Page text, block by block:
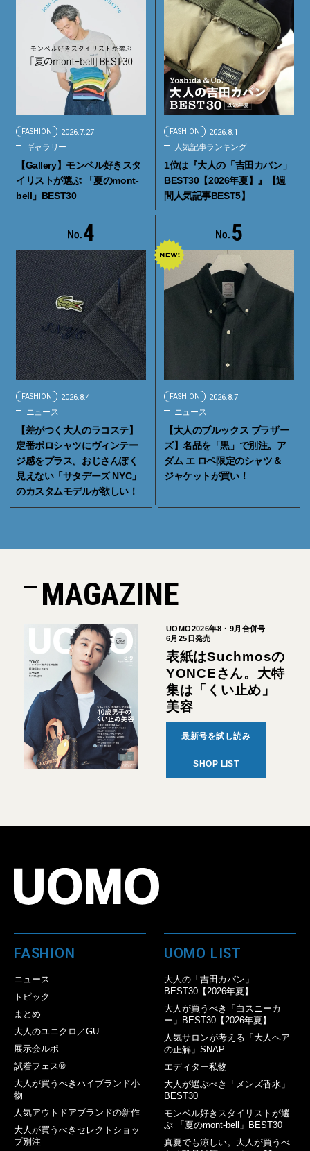
FASHION 2026.7.27
ギャラリー
【Gallery】モンベル好きスタ
イリストが選ぶ 「夏のmont-
bell」BEST30
FASHION 2026.8.1
人気記事ランキング
1位は『大人の「吉田カバン」
BEST30【2026年夏】』【週
間人気記事BEST5】
4
FASHION 2026.8.4
ニュース
【差がつく大人のラコステ】
定番ポロシャツにヴィンテー
ジ感をプラス。おじさんぽく
見えない「サタデーズ NYC」
のカスタムモデルが欲しい！
5
FASHION 2026.8.7
ニュース
【大人のブルックス ブラザー
ズ】名品を「黒」で別注。ア
ダム エ ロペ限定のシャツ＆
ジャケットが買い！
MAGAZINE
UOMO2026年8・9月合併号
6月25日発売
表紙はSuchmosの
YONCEさん。大特
集は「くい止め」
美容
最新号を試し読み
SHOP LIST
FASHION
ニュース
トピック
まとめ
大人のユニクロ／GU
展示会ルポ
試着フェス®︎
大人が買うべきハイブランド小
物
人気アウトドアブランドの新作
大人が買うべきセレクトショッ
プ別注
UOMO LIST
大人の「吉田カバン」
BEST30【2026年夏】
大人が買うべき「白スニーカ
ー」BEST30【2026年夏】
人気サロンが考える「大人ヘア
の正解」SNAP
エディター私物
大人が選ぶべき「メンズ香水」
BEST30
モンベル好きスタイリストが選
ぶ 「夏のmont-bell」BEST30
真夏でも涼しい。大人が買うべ